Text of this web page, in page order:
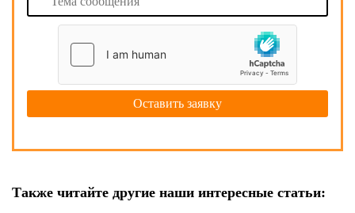
Также читайте другие наши интересные статьи: